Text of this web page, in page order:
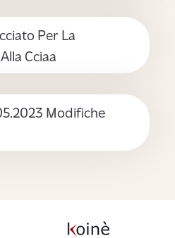
Per La
Cciaa
Modifiche